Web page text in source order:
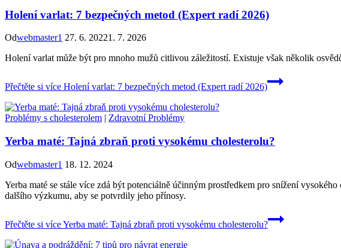
Holení varlat: 7 bezpečných metod (Expert radí 2026)
Odwebmaster1 27. 6. 20221. 7. 2026
Holení varlat může být pro mnoho mužů citlivou záležitostí. Existuje však několik
Přečtěte si více Holení varlat: 7 bezpečných metod (Expert radí 2026)
Problémy s cholesterolem | Zdravotní Problémy
Yerba maté: Tajná zbraň proti vysokému cholesterolu?
Odwebmaster1 18. 12. 2024
Yerba maté se stále více zdá být potenciálně účinným prostředkem pro snížení
dalšího výzkumu, aby se potvrdily jeho přínosy.
Přečtěte si víceYerba maté: Tajná zbraň proti vysokému cholesterolu?